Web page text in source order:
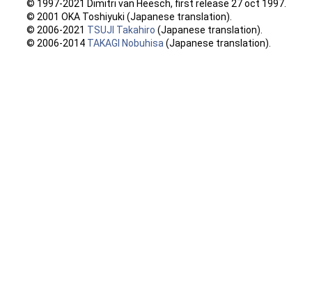
© 1997-2021 Dimitri van Heesch, first release 27 oct 1997.
© 2001 OKA Toshiyuki (Japanese translation).
© 2006-2021 TSUJI Takahiro (Japanese translation).
© 2006-2014 TAKAGI Nobuhisa (Japanese translation).